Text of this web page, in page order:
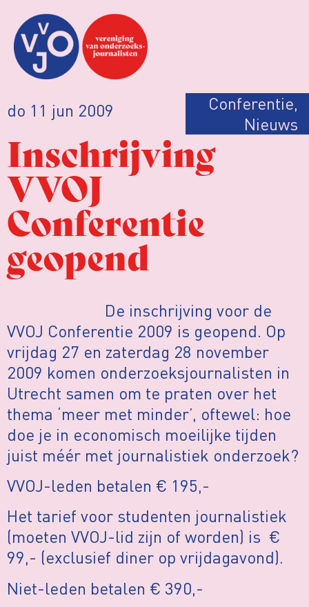
do 11 jun 2009 Conferentie,
Nieuws
Inschrijving
VVOJ
Conferentie
geopend
De inschrijving voor de
VVOJ Conferentie 2009 is geopend. Op
vrijdag 27 en zaterdag 28 november
2009 komen onderzoeksjournalisten in
Utrecht samen om te praten over het
thema ‘meer met minder’, oftewel: hoe
doe je in economisch moeilijke tijden
juist méér met journalistiek onderzoek?
VVOJ-leden betalen € 195,-
Het tarief voor studenten journalistiek
(moeten VVOJ-lid zijn of worden) is €
99,- (exclusief diner op vrijdagavond).
Niet-leden betalen € 390,-